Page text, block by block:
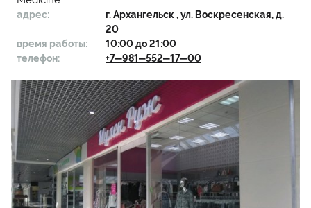
адрес: г.Архангельск, ул. Воскресенская, д.
20
время работы:
10:00 до 21:00
телефон:
+7‒981‒552‒17‒00